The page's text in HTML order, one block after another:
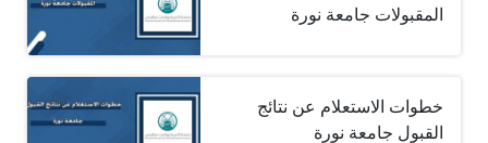
المقبولات جامعة نورة
خطوات الاستعلام عن نتائج
القبول جامعة نورة